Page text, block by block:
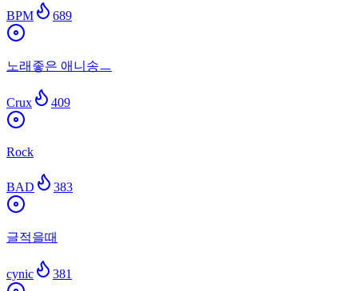
BPM 689
노래좋은 애니송ㅡ
Crux 409
Rock
BAD 383
글적을때
cynic 381